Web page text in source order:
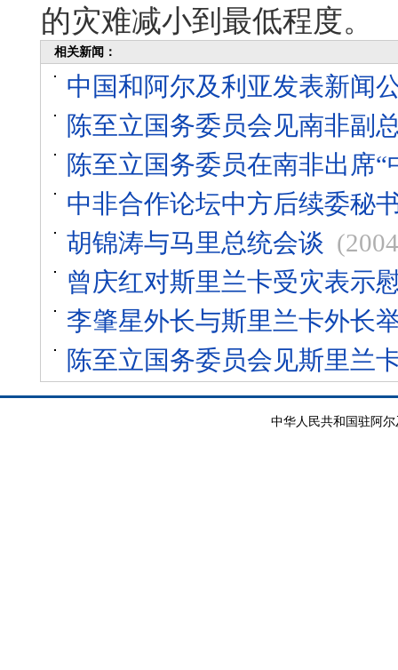
的灾难减小到最低程度。
相关新闻：
中国和阿尔及利亚发表新闻
陈至立国务委员会见南非副
陈至立国务委员在南非出席
中非合作论坛中方后续委秘
胡锦涛与马里总统会谈
曾庆红对斯里兰卡受灾表示
李肇星外长与斯里兰卡外长
陈至立国务委员会见斯里兰
中华人民共和国驻阿